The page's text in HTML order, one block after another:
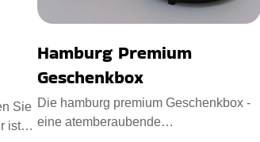
Sie
ist
Hamburg Premium
Geschenkbox
Die hamburg premium Geschenkbox -
eine atemberaubende